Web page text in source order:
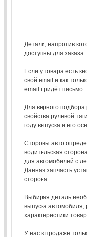
Детали, напротив
доступны для заказа.
Если у товара есть
свой email и как
email придёт письмо.
Для верного подбора
свойства рулевой
году выпуска и его
Стороны авто
водительская
для автомобилей с
Данная запчасть
сторона.
Выбирая деталь
выпуска автомобиля,
характеристики
У нас в продаже